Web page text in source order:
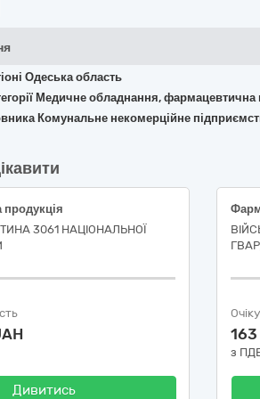
Одеська область
Медичне обладнання, фармацевтична
Комунальне некомерційне
3061 НАЦІОНАЛЬНОЇ
Дивитись
з